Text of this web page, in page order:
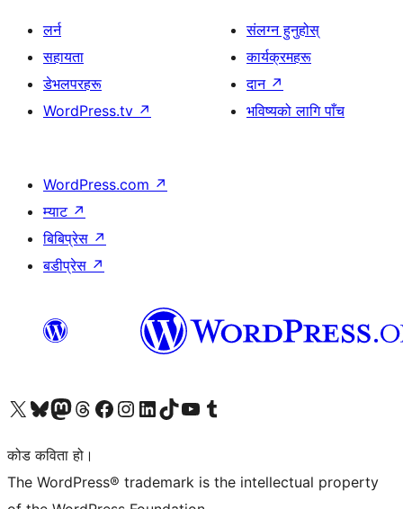
लर्न
सहायता
डेभलपरहरू
WordPress.tv ↗
संलग्न हुनुहोस्
कार्यक्रमहरू
दान ↗
भविष्यको लागि पाँच
WordPress.com ↗
म्याट ↗
बिबिप्रेस ↗
बडीप्रेस ↗
हाम्रो X (पहिले ट्विटर) खातामा जानुहोस्
हाम्रो Bluesky खाता भ्रमण गर्नुहोस्
हाम्रो म्यास्टोडन खाता भ्रमण गर्नुहोस्
हाम्रो थ्रेड्स खातामा जानुहोस्
हाम्रो फेसबुक पेजमा जानुहोस्
हाम्रो इन्स्टाग्राम खातामा जानुहोस्
हाम्रो लिङ्क्डइन खातामा जानुहोस्
हाम्रो TikTok खाता भ्रमण गर्नुहोस्
हाम्रो युट्युब च्यानलमा जानुहोस्
हाम्रो टम्बलर खाता भ्रमण गर्नुहोस्
कोड कविता हो।
The WordPress® trademark is the intellectual property